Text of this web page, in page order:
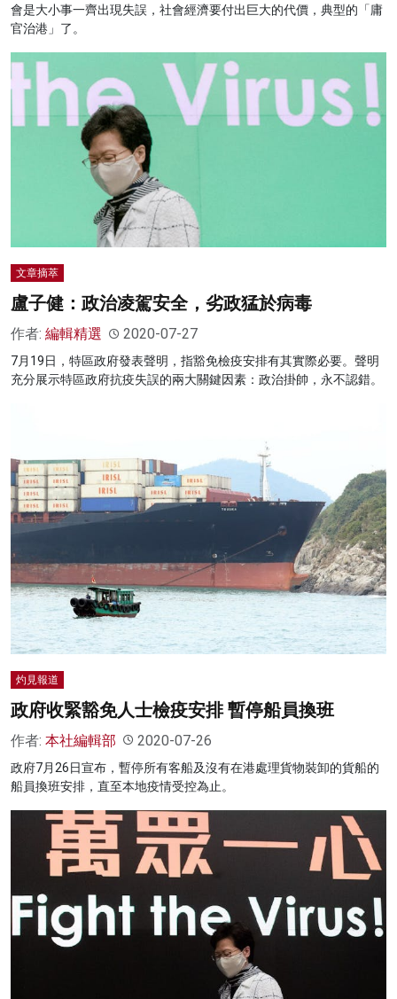
會是大小事一齊出現失誤，社會經濟要付出巨大的代價，典型的「庸
官治港」了。
文章摘萃
盧子健：政治凌駕安全，劣政猛於病毒
作者: 編輯精選 2020-07-27
7月19日，特區政府發表聲明，指豁免檢疫安排有其實際必要。聲明
充分展示特區政府抗疫失誤的兩大關鍵因素：政治掛帥，永不認錯。
灼見報道
政府收緊豁免人士檢疫安排 暫停船員換班
作者: 本社編輯部 2020-07-26
政府7月26日宣布，暫停所有客船及沒有在港處理貨物裝卸的貨船的
船員換班安排，直至本地疫情受控為止。